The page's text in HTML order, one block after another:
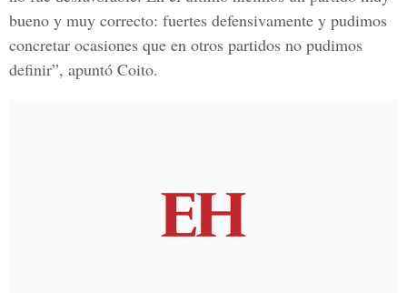
bueno y muy correcto: fuertes defensivamente y pudimos
concretar ocasiones que en otros partidos no pudimos
definir”, apuntó Coito.